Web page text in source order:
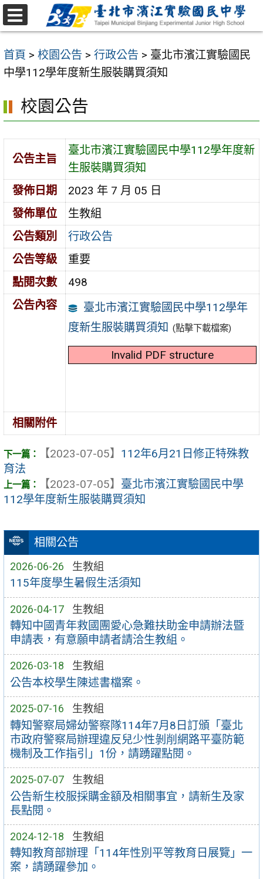
跳
至
要
內
區
首頁 > 校園公告 > 行政公告 > 臺北市濱江實驗國民
中學112學年度新生服裝購買須知
相關公告
2026-06-26 生教組
115年度學生暑假生活須知
2026-04-17 生教組
轉知中國青年救國團愛心急難扶助金申請辦法暨
申請表，有意願申請者請洽生教組。
2026-03-18 生教組
公告本校學生陳述書檔案。
2025-07-16 生教組
轉知警察局婦幼警察隊114年7月8日訂頒「臺北
市政府警察局辦理違反兒少性剝削網路平臺防範
機制及工作指引」1份，請踴躍點閱。
2025-07-07 生教組
公告新生校服採購金額及相關事宜，請新生及家
長點閱。
2024-12-18 生教組
轉知教育部辦理「114年性別平等教育日展覽」一
案，請踴躍參加。
校園公告
公告主旨
臺北市濱江實驗國民中學112學年度新
生服裝購買須知
發佈日期
2023 年 7 月 05 日
發佈單位
生教組
公告類別
行政公告
公告等級
重要
點閱次數
498
公告內容
臺北市濱江實驗國民中學112學年
度新生服裝購買須知 (點擊下載檔案)
Invalid PDF structure
相關附件
【2023-07-05】 112年6月21日修正特殊教
育法
【2023-07-05】 臺北市濱江實驗國民中學
112學年度新生服裝購買須知
選
單